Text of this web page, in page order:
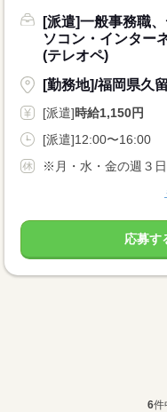
[派遣]一般事務職
ソコン・インター
(テレオペ)
[勤務地]/福岡県久
[派遣]時給1,150円
[派遣]12:00〜16:00
※月・水・金の週３日
応募す
6件